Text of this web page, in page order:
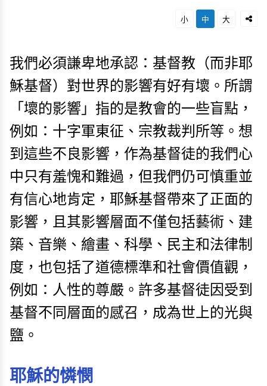
小 中 大
我們必須謙卑地承認：基督教（而非耶
穌基督）對世界的影響有好有壞。所謂
「壞的影響」指的是教會的一些盲點，
例如：十字軍東征、宗教裁判所等。想
到這些不良影響，作為基督徒的我們心
中只有羞愧和難過，但我們仍可慎重並
有信心地肯定，耶穌基督帶來了正面的
影響，且其影響層面不僅包括藝術、建
築、音樂、繪畫、科學、民主和法律制
度，也包括了道德標準和社會價值觀，
例如：人性的尊嚴。許多基督徒因受到
基督不同層面的感召，成為世上的光與
鹽。
耶穌的憐憫